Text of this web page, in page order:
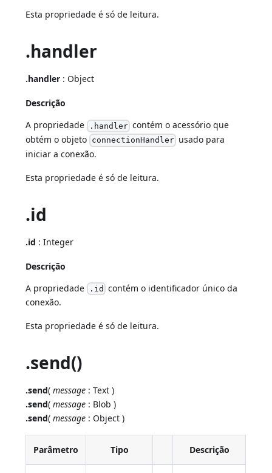
Esta propriedade é só de leitura.
.handler
.handler : Object
Descrição
A propriedade .handler contém o acessório que
obtém o objeto connectionHandler usado para
iniciar a conexão.
Esta propriedade é só de leitura.
.id
.id : Integer
Descrição
A propriedade .id contém o identificador único da
conexão.
Esta propriedade é só de leitura.
.send()
.send(message : Text )
.send(message : Blob )
.send(message : Object )
Parâmetro Tipo Descrição